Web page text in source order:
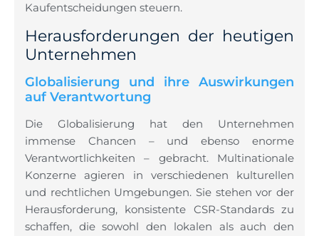
Kaufentscheidungen steuern.
Herausforderungen der heutigen
Unternehmen
Globalisierung und ihre Auswirkungen
auf Verantwortung
Die Globalisierung hat den Unternehmen
immense Chancen – und ebenso enorme
Verantwortlichkeiten – gebracht. Multinationale
Konzerne agieren in verschiedenen kulturellen
und rechtlichen Umgebungen. Sie stehen vor der
Herausforderung, konsistente CSR-Standards zu
schaffen, die sowohl den lokalen als auch den